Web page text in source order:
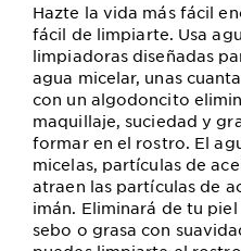
Hazte la vida más fácil
fácil de limpiarte. Usa
limpiadoras diseñadas
agua micelar, unas
con un algodoncito
maquillaje, suciedad y
formar en el rostro. El
micelas, partículas de
atraen las partículas de
imán. Eliminará de tu
sebo o grasa con